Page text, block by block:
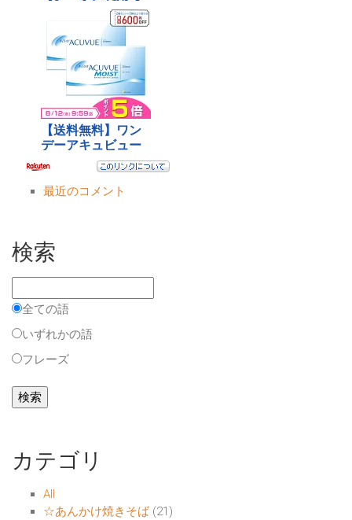
最近のコメント
検索
全ての語
いずれかの語
フレーズ
カテゴリ
All
☆あんかけ焼きそば (21)